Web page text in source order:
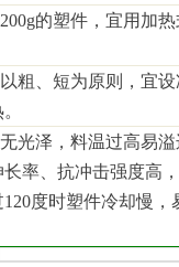
的塑件，宜用加
粗、短为原则，宜
光泽，料温过高易
率、抗冲击强度高
度时塑件冷却慢，